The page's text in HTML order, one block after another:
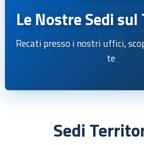
Le Nostre Sedi
Recati presso i nostri uffici,
te
Sedi